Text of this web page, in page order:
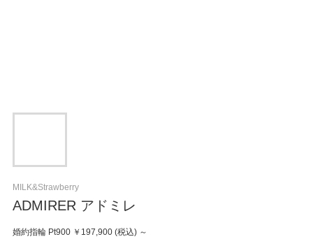
MILK&Strawberry
ADMIRER アドミレ
婚約指輪 Pt900 ￥197,900 (税込) ～